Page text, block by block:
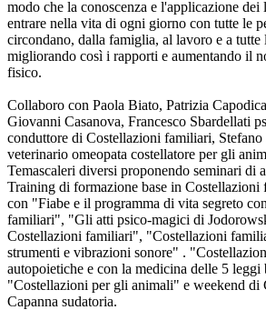
modo che la conoscenza e l'applicazione
entrare nella vita di ogni giorno con tutte le
circondano, dalla famiglia, al lavoro e a tutte
migliorando così i rapporti e aumentando il
fisico.
Collaboro con Paola Biato, Patrizia
Giovanni Casanova, Francesco Sbardellati
conduttore di Costellazioni familiari,
veterinario omeopata costellatore per gli
Temascaleri diversi proponendo seminari di
Training di formazione base in Costellazioni
con "Fiabe e il programma di vita segreto
familiari", "Gli atti psico-magici di
Costellazioni familiari", "Costellazioni
strumenti e vibrazioni sonore" .
autopoietiche e con la medicina delle 5
"Costellazioni per gli animali" e weekend di
Capanna sudatoria.